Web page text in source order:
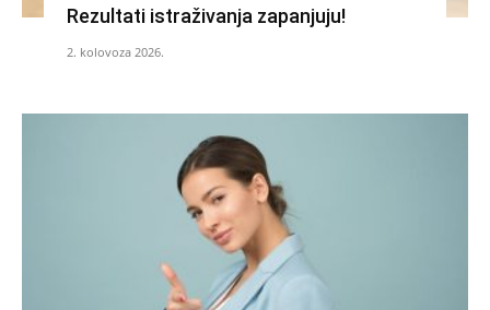
Rezultati istraživanja zapanjuju!
2. kolovoza 2026.